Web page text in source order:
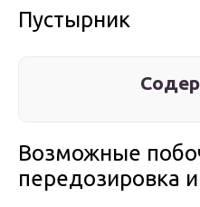
Пустырник
Возможные
передозировка